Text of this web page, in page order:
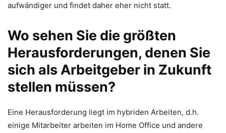
aufwändiger und findet daher eher nicht statt.
Wo sehen Sie die größten
Herausforderungen, denen Sie
sich als Arbeitgeber in Zukunft
stellen müssen?
Eine Herausforderung liegt im hybriden Arbeiten, d.h.
einige Mitarbeiter arbeiten im Home Office und andere